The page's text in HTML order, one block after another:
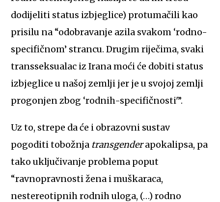
dodijeliti status izbjeglice) protumačili kao
prisilu na “odobravanje azila svakom ‘rodno-
specifičnom’ strancu. Drugim riječima, svaki
transseksualac iz Irana moći će dobiti status
izbjeglice u našoj zemlji jer je u svojoj zemlji
progonjen zbog ‘rodnih-specifičnosti'”.
Uz to, strepe da će i obrazovni sustav
pogoditi tobožnja transgenderapokalipsa, pa
tako uključivanje problema poput
“ravnopravnosti žena i muškaraca,
nestereotipnih rodnih uloga, (…) rodno